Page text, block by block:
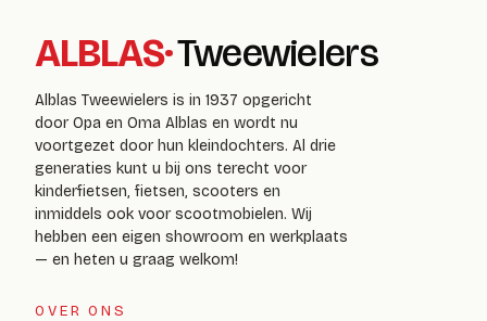
ALBLAS·Tweewielers
Alblas Tweewielers is in 1937 opgericht
door Opa en Oma Alblas en wordt nu
voortgezet door hun kleindochters. Al drie
generaties kunt u bij ons terecht voor
kinderfietsen, fietsen, scooters en
inmiddels ook voor scootmobielen. Wij
hebben een eigen showroom en werkplaats
— en heten u graag welkom!
OVER ONS